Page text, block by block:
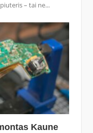
– tai ne...
Kaune